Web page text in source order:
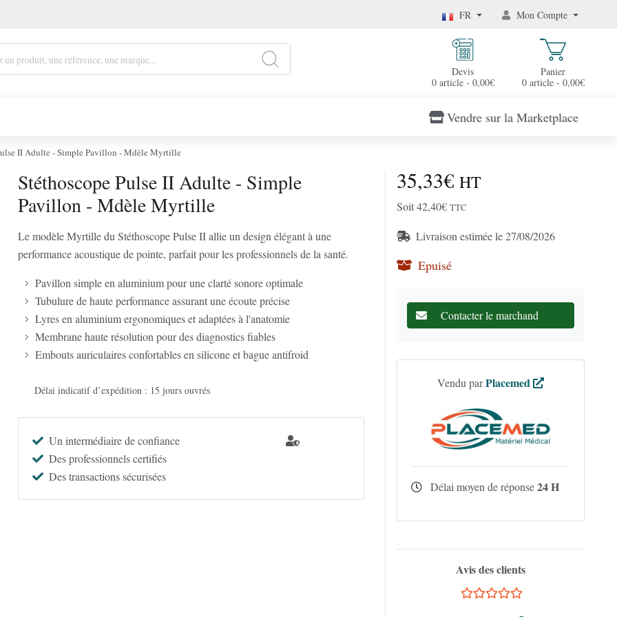
FR Mon Compte
Devis
0 article - 0,00€
Panier
0 article - 0,00€
Vendre sur la Marketplace
II Adulte - Simple Pavillon - Mdèle Myrtille
Stéthoscope Pulse II Adulte - Simple
Pavillon - Mdèle Myrtille
Le modèle Myrtille du Stéthoscope Pulse II allie un design élégant à une
performance acoustique de pointe, parfait pour les professionnels de la santé.
Pavillon simple en aluminium pour une clarté sonore optimale
Tubulure de haute performance assurant une écoute précise
Lyres en aluminium ergonomiques et adaptées à l'anatomie
Membrane haute résolution pour des diagnostics fiables
Embouts auriculaires confortables en silicone et bague antifroid
Délai indicatif d’expédition : 15 jours ouvrés
Un intermédiaire de confiance
Des professionnels certifiés
Des transactions sécurisées
35,33€ HT
Soit 42,40€ TTC
Livraison estimée le 27/08/2026
Epuisé
Contacter le marchand
Vendu parPlacemed
Délai moyen de réponse24 H
Avis des clients